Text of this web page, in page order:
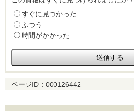
すぐに見つかった
ふつう
時間がかかった
ページID： 000126442